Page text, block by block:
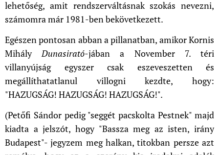
lehetőség, amit rendszerváltásnak szokás nevezni,
számomra már 1981-ben bekövetkezett.
Egészen pontosan abban a pillanatban, amikor Kornis
MihályDunasirató-jában a November 7. téri
villanyújság egyszer csak eszeveszetten és
megállíthatatlanul villogni kezdte, hogy:
"HAZUGSÁG! HAZUGSÁG! HAZUGSÁG!".
(Petőfi Sándor pedig "seggét pacskolta Pestnek" majd
kiadta a jelszót, hogy "Bassza meg az isten, irány
Budapest"- jegyzem meg halkan, titokban persze azt